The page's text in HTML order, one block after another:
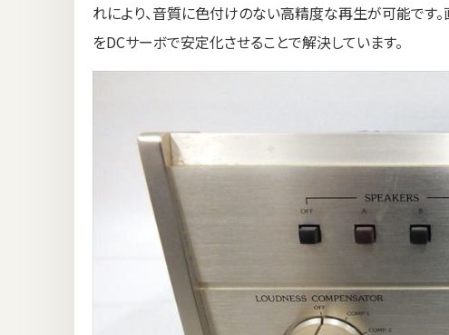
れにより、音質に色付けのない高精度な再生が可能です
をDCサーボで安定化させることで解決しています。